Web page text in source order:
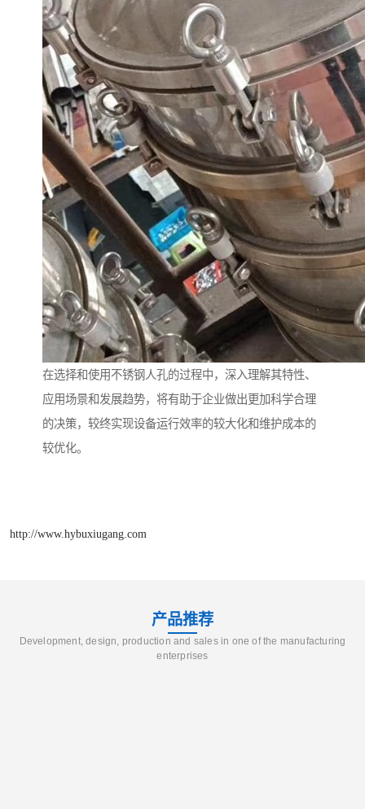
在选择和使用不锈钢人孔的过程中，深入理解其特性、
应用场景和发展趋势，将有助于企业做出更加科学合理
的决策，较终实现设备运行效率的较大化和维护成本的
较优化。
http://www.hybuxiugang.com
产品推荐
Development, design, production and sales in one of the manufacturing
enterprises